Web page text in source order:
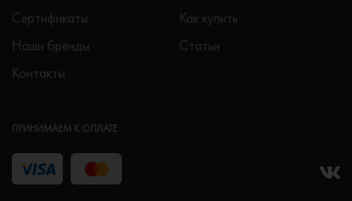
Сертификаты
Наши бренды
Контакты
Как купить
Статьи
ПРИНИМАЕМ К ОПЛАТЕ